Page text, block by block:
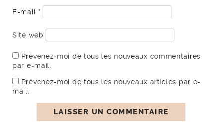
E-mail *
Site web
Prévenez-moi de tous les nouveaux commentaires
par e-mail.
Prévenez-moi de tous les nouveaux articles par e-
mail.